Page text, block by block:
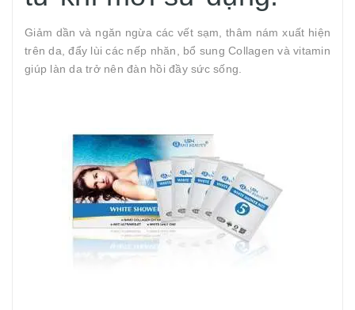
Giảm dần và ngăn ngừa các vết sạm, thâm nám xuất hiện
trên da, đẩy lùi các nếp nhăn, bổ sung Collagen và vitamin
giúp làn da trở nên đàn hồi đầy sức sống.